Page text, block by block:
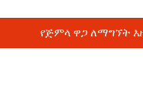
የጅምላ ዋጋ ለማግኘት